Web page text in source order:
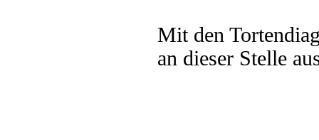
Mit den
an dieser Stelle